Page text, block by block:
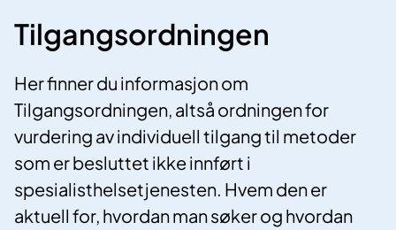
Tilgangsordningen
Her finner du informasjon om
Tilgangsordningen, altså ordningen for
vurdering av individuell tilgang til metoder
som er besluttet ikke innført i
spesialisthelsetjenesten. Hvem den er
aktuell for, hvordan man søker og hvordan